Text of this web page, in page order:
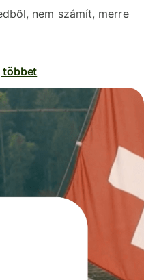
nem számít, merre
többet